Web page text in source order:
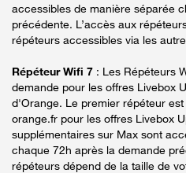
accessibles de manière séparée
précédente. L’accès aux
répéteurs accessibles via les
Répéteur Wifi 7 : Les Répéteurs
demande pour les offres Livebox
d'Orange. Le premier répéteur
orange.fr pour les offres Livebox
supplémentaires sur Max sont
chaque 72h après la demande
répéteurs dépend de la taille de